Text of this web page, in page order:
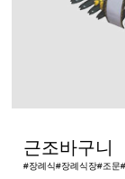
근조바구니
#장례식#장례식장#조문